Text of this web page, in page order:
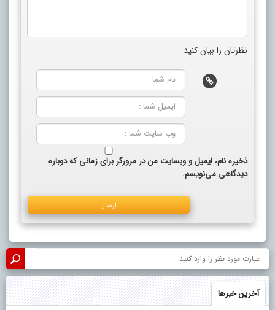
نظرتان را بیان کنید
ذخیره نام، ایمیل و وبسایت من در مرورگر برای زمانی که دوباره
دیدگاهی می‌نویسم.
آخرین خبرها